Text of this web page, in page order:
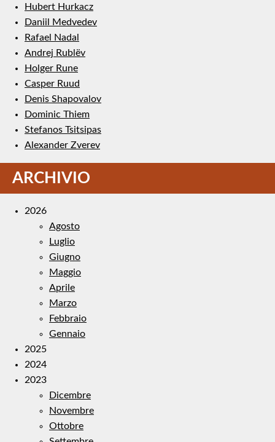
Hubert Hurkacz
Daniil Medvedev
Rafael Nadal
Andrej Rublëv
Holger Rune
Casper Ruud
Denis Shapovalov
Dominic Thiem
Stefanos Tsitsipas
Alexander Zverev
ARCHIVIO
2026
Agosto
Luglio
Giugno
Maggio
Aprile
Marzo
Febbraio
Gennaio
2025
2024
2023
Dicembre
Novembre
Ottobre